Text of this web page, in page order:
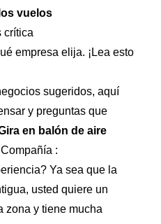
vuelos
crítica
empresa elija. ¡Lea esto
sugeridos, aquí
y preguntas que
en balón de aire
Compañía :
Ya sea que la
usted quiere un
zona y tiene mucha